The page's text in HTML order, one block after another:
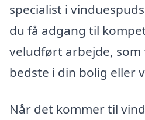
specialist i
du få adgang til
veludført arbejde,
bedste i din bolig eller
Når det kommer til